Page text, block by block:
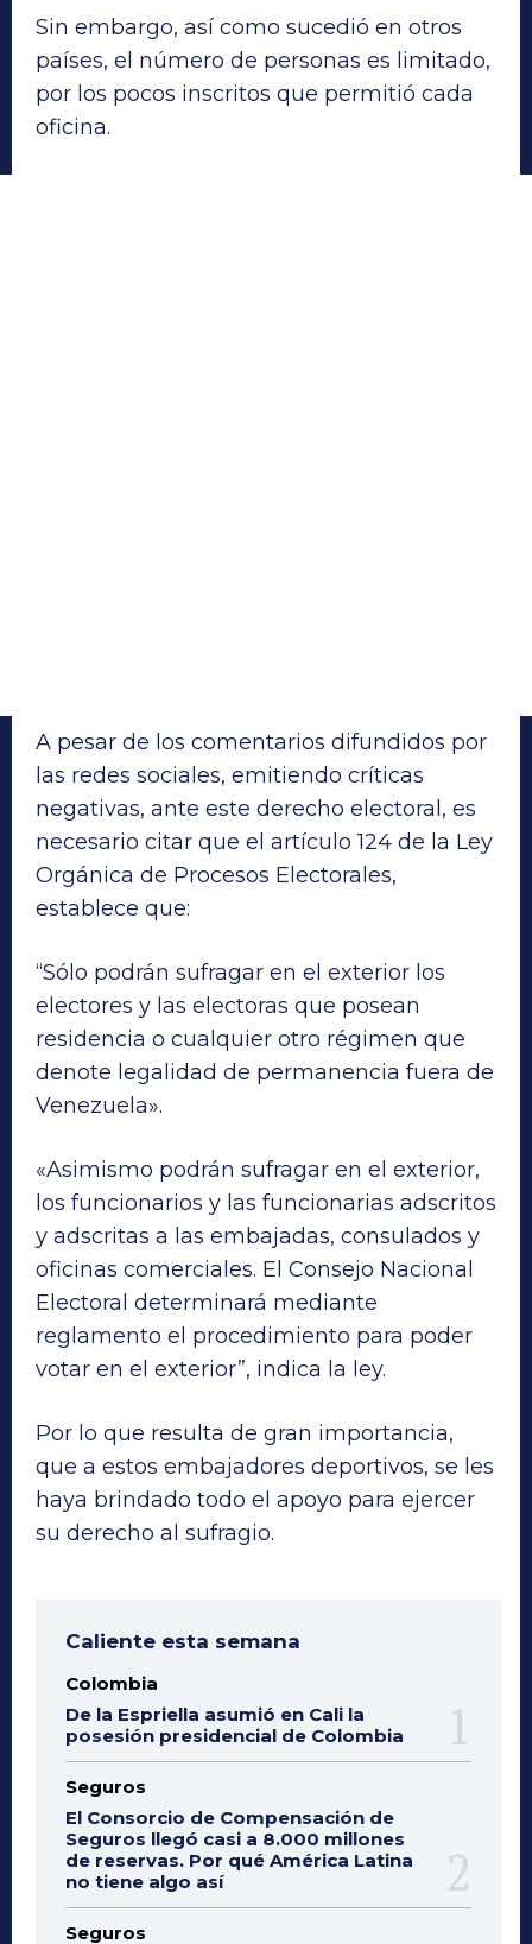
Sin embargo, así como sucedió en otros
países, el número de personas es limitado,
por los pocos inscritos que permitió cada
oficina.
A pesar de los comentarios difundidos por
las redes sociales, emitiendo críticas
negativas, ante este derecho electoral, es
necesario citar que el artículo 124 de la Ley
Orgánica de Procesos Electorales,
establece que:
“Sólo podrán sufragar en el exterior los
electores y las electoras que posean
residencia o cualquier otro régimen que
denote legalidad de permanencia fuera de
Venezuela».
«Asimismo podrán sufragar en el exterior,
los funcionarios y las funcionarias adscritos
y adscritas a las embajadas, consulados y
oficinas comerciales. El Consejo Nacional
Electoral determinará mediante
reglamento el procedimiento para poder
votar en el exterior”, indica la ley.
Por lo que resulta de gran importancia,
que a estos embajadores deportivos, se les
haya brindado todo el apoyo para ejercer
su derecho al sufragio.
Caliente esta semana
Colombia
De la Espriella asumió en Cali la
posesión presidencial de Colombia
Seguros
El Consorcio de Compensación de
Seguros llegó casi a 8.000 millones
de reservas. Por qué América Latina
no tiene algo así
Seguros